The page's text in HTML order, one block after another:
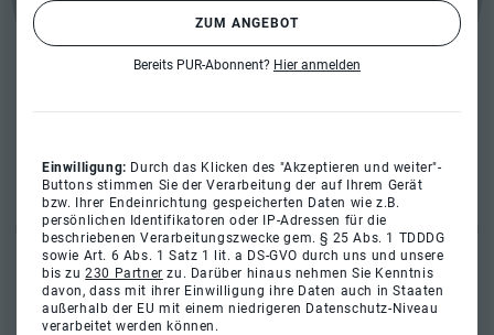
ZUM ANGEBOT
Bereits PUR-Abonnent? Hier anmelden
Einwilligung: Durch das Klicken des "Akzeptieren und weiter"-
Buttons stimmen Sie der Verarbeitung der auf Ihrem Gerät
bzw. Ihrer Endeinrichtung gespeicherten Daten wie z.B.
persönlichen Identifikatoren oder IP-Adressen für die
beschriebenen Verarbeitungszwecke gem. § 25 Abs. 1 TDDDG
sowie Art. 6 Abs. 1 Satz 1 lit. a DS-GVO durch uns und unsere
bis zu230 Partner zu. Darüber hinaus nehmen Sie Kenntnis
davon, dass mit ihrer Einwilligung ihre Daten auch in Staaten
außerhalb der EU mit einem niedrigeren Datenschutz-Niveau
verarbeitet werden können.